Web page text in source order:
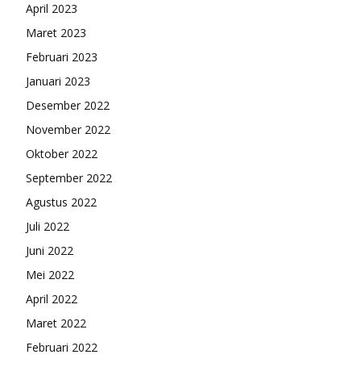
April 2023
Maret 2023
Februari 2023
Januari 2023
Desember 2022
November 2022
Oktober 2022
September 2022
Agustus 2022
Juli 2022
Juni 2022
Mei 2022
April 2022
Maret 2022
Februari 2022